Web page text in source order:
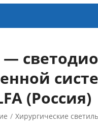
—
(Россия)
/ Хирургические